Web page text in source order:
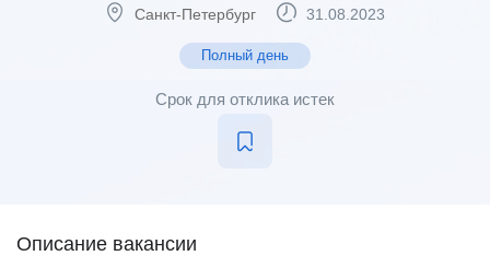
Санкт-Петербург 31.08.2023
Полный день
Срок для отклика истек
Описание вакансии